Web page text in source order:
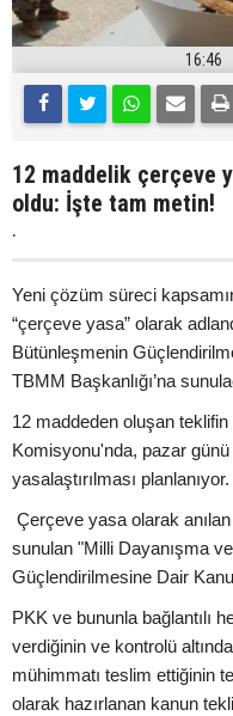
16:46
12 maddelik çerçeve
oldu: İşte tam metin!
.
Yeni çözüm süreci
“çerçeve yasa” olarak
Bütünleşmenin
TBMM Başkanlığı’na
12 maddeden oluşan
Komisyonu'nda, pazar
yasalaştırılması planlanıyor.
Çerçeve yasa olarak
sunulan "Milli Dayanışma
Güçlendirilmesine Dair
PKK ve bununla bağlantılı
verdiğinin ve kontrolü
mühimmatı teslim ettiğinin
olarak hazırlanan kanun